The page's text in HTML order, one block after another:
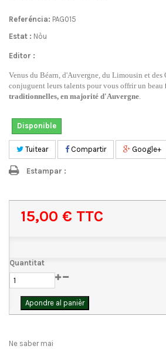
Referéncia: PAG015
Estat : Nòu
Editor :
Venus du Béarn, d'Auvergne, du Limousin et des
conjuguent leurs talents pour vous offrir un beau
traditionnelles, en majorité d'Auvergne.
Disponible
Tuitear Compartir Google+
Estampar :
15,00 € TTC
Quantitat
Apondre al panièr
Ne saber mai